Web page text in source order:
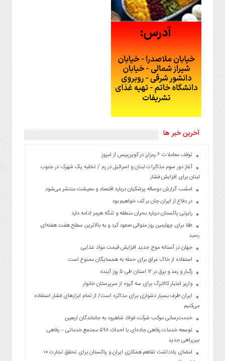
آخرین خبر ها
توقف معاملات ۶ رمزارز در کوین‌بیس از امروز
آغاز دور سوم مذاکرات لبنان و اسرائیل در رم / تخلیه یک شهرک در جنوب
لبنان برای افزایش فشار
امشب گزارش دوساله پزشکیان درباره اقتصاد و معیشت منتشر می‌شود
در دفاع از ایران جان بر کف خواهیم بود
رایزنی پاکستان درباره بحران منطقه و تنگه هرمز ادامه دارد
طلا برای چهارمین روز متوالی صعود کرد و به بالاترین سطح هفت هفته‌ای
رسید
جهان در آستانه موج جدید افزایش قیمت مواد غذایی
استفاده از خاک عراق برای حمله به همسایگان ممنوع است
رگبار و رعد و برق در ۱۲ استان طی ۵ روز آینده
واریز اعتبار کالابرگ برای سه گروه از سرپرستان خانوار
ایران طرف بسیار دشواری برای مذاکره است/ از تمام ابزارهای فشار استفاده
می‌کنیم
خدمت‌رسانی موکب شرکت فولاد شاهرود به جاماندگان اربعین
توسعه خدمات رفاهی جاده‌ای با احداث ۵۹۸ مجتمع خدماتی – رفاهی
بین‌راهی جدید
امضای یادداشت تفاهم همکاری ایران و پاکستان برای تحقق تجارت ۱۰